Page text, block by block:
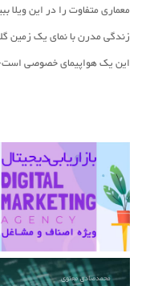
معماری متفاوت را در این ویلا
زندگی مدرن با نمای یک زمین
این یک هواپیمای خصوصی